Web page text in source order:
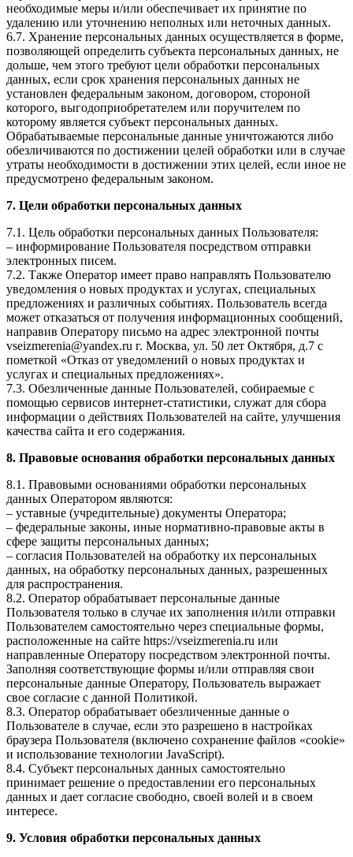
необходимые меры и/или обеспечивает их принятие по
удалению или уточнению неполных или неточных данных.
6.7. Хранение персональных данных осуществляется в форме,
позволяющей определить субъекта персональных данных, не
дольше, чем этого требуют цели обработки персональных
данных, если срок хранения персональных данных не
установлен федеральным законом, договором, стороной
которого, выгодоприобретателем или поручителем по
которому является субъект персональных данных.
Обрабатываемые персональные данные уничтожаются либо
обезличиваются по достижении целей обработки или в случае
утраты необходимости в достижении этих целей, если иное не
предусмотрено федеральным законом.
7. Цели обработки персональных данных
7.1. Цель обработки персональных данных Пользователя:
– информирование Пользователя посредством отправки
электронных писем.
7.2. Также Оператор имеет право направлять Пользователю
уведомления о новых продуктах и услугах, специальных
предложениях и различных событиях. Пользователь всегда
может отказаться от получения информационных сообщений,
направив Оператору письмо на адрес электронной почты
vseizmerenia@yandex.ru г. Москва, ул. 50 лет Октября, д.7 с
пометкой «Отказ от уведомлений о новых продуктах и
услугах и специальных предложениях».
7.3. Обезличенные данные Пользователей, собираемые с
помощью сервисов интернет-статистики, служат для сбора
информации о действиях Пользователей на сайте, улучшения
качества сайта и его содержания.
8. Правовые основания обработки персональных данных
8.1. Правовыми основаниями обработки персональных
данных Оператором являются:
– уставные (учредительные) документы Оператора;
– федеральные законы, иные нормативно-правовые акты в
сфере защиты персональных данных;
– согласия Пользователей на обработку их персональных
данных, на обработку персональных данных, разрешенных
для распространения.
8.2. Оператор обрабатывает персональные данные
Пользователя только в случае их заполнения и/или отправки
Пользователем самостоятельно через специальные формы,
расположенные на сайте https://vseizmerenia.ru или
направленные Оператору посредством электронной почты.
Заполняя соответствующие формы и/или отправляя свои
персональные данные Оператору, Пользователь выражает
свое согласие с данной Политикой.
8.3. Оператор обрабатывает обезличенные данные о
Пользователе в случае, если это разрешено в настройках
браузера Пользователя (включено сохранение файлов «cookie»
и использование технологии JavaScript).
8.4. Субъект персональных данных самостоятельно
принимает решение о предоставлении его персональных
данных и дает согласие свободно, своей волей и в своем
интересе.
9. Условия обработки персональных данных